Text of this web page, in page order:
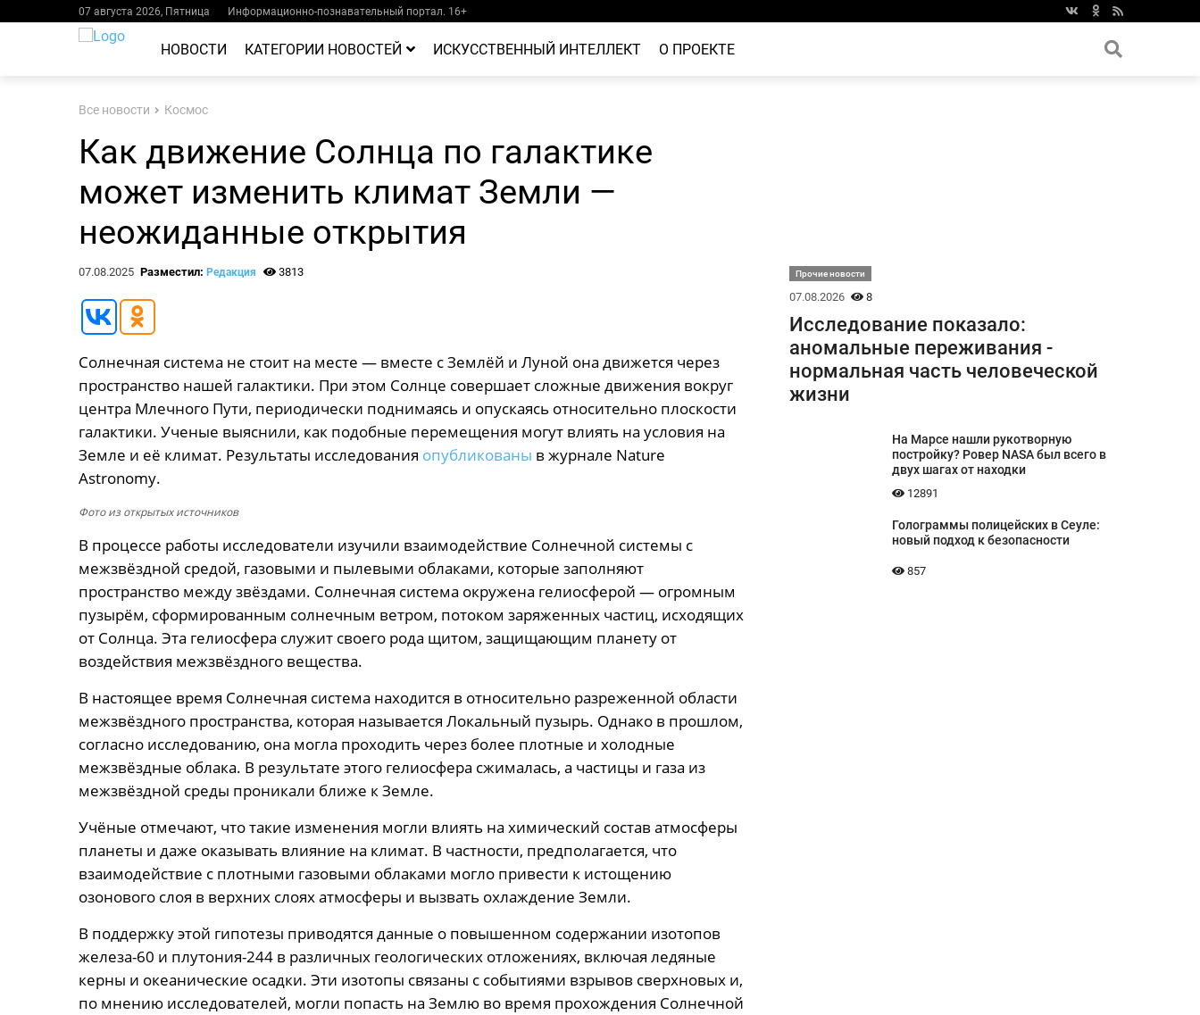
07 августа 2026, Пятница Информационно-познавательный портал. 16+
НОВОСТИ КАТЕГОРИИ НОВОСТЕЙ ИСКУССТВЕННЫЙ ИНТЕЛЛЕКТ О ПРОЕКТЕ
Все новости Космос
Как движение Солнца по галактике
может изменить климат Земли —
неожиданные открытия
07.08.2025 Разместил: Редакция 3813
Солнечная система не стоит на месте — вместе с Землёй и Луной она движется через
пространство нашей галактики. При этом Солнце совершает сложные движения вокруг
центра Млечного Пути, периодически поднимаясь и опускаясь относительно плоскости
галактики. Ученые выяснили, как подобные перемещения могут влиять на условия на
Земле и её климат. Результаты исследования опубликованы в журнале Nature
Astronomy.
Фото из открытых источников
В процессе работы исследователи изучили взаимодействие Солнечной системы с
межзвёздной средой, газовыми и пылевыми облаками, которые заполняют
пространство между звёздами. Солнечная система окружена гелиосферой — огромным
пузырём, сформированным солнечным ветром, потоком заряженных частиц, исходящих
от Солнца. Эта гелиосфера служит своего рода щитом, защищающим планету от
воздействия межзвёздного вещества.
В настоящее время Солнечная система находится в относительно разреженной области
межзвёздного пространства, которая называется Локальный пузырь. Однако в прошлом,
согласно исследованию, она могла проходить через более плотные и холодные
межзвёздные облака. В результате этого гелиосфера сжималась, а частицы и газа из
межзвёздной среды проникали ближе к Земле.
Учёные отмечают, что такие изменения могли влиять на химический состав атмосферы
планеты и даже оказывать влияние на климат. В частности, предполагается, что
взаимодействие с плотными газовыми облаками могло привести к истощению
озонового слоя в верхних слоях атмосферы и вызвать охлаждение Земли.
В поддержку этой гипотезы приводятся данные о повышенном содержании изотопов
железа-60 и плутония-244 в различных геологических отложениях, включая ледяные
керны и океанические осадки. Эти изотопы связаны с событиями взрывов сверхновых и,
по мнению исследователей, могли попасть на Землю во время прохождения Солнечной
Прочие новости
07.08.2026 8
Исследование показало:
аномальные переживания -
нормальная часть человеческой
жизни
На Марсе нашли рукотворную
постройку? Ровер NASA был всего в
двух шагах от находки
12891
Голограммы полицейских в Сеуле:
новый подход к безопасности
857